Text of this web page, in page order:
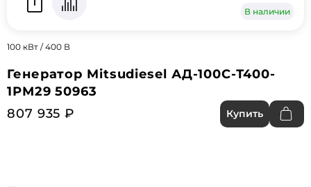
В наличии
100 кВт / 400 В
Генератор Mitsudiesel АД-100С-Т400-
1РМ29 50963
807 935 ₽
Купить